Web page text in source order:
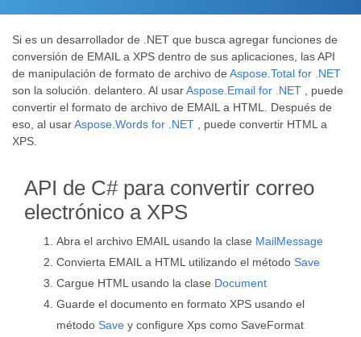
Si es un desarrollador de .NET que busca agregar funciones de
conversión de EMAIL a XPS dentro de sus aplicaciones, las API
de manipulación de formato de archivo de Aspose.Total for .NET
son la solución. delantero. Al usarAspose.Email for .NET , puede
convertir el formato de archivo de EMAIL a HTML. Después de
eso, al usarAspose.Words for .NET , puede convertir HTML a
XPS.
API de C# para convertir correo
electrónico a XPS
Abra el archivo EMAIL usando la clase MailMessage
Convierta EMAIL a HTML utilizando el método Save
Cargue HTML usando la clase Document
Guarde el documento en formato XPS usando el
método Save y configure Xps como SaveFormat